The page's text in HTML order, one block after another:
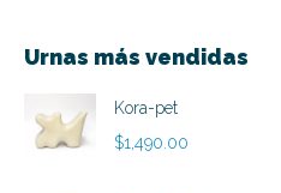
Urnas más vendidas
Kora-pet
$1,490.00